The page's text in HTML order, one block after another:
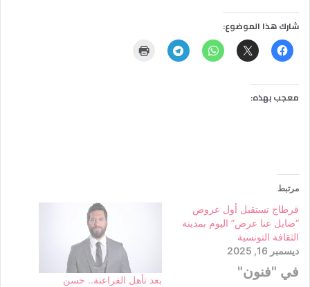
شارك هذا الموضوع:
معجب بهذه:
مرتبط
قرطاج تستقبل أول عروض
“ضايل عنا عرض” اليوم بمدينة
الثقافة التونسية
ديسمبر 16, 2025
في "فنون"
بعد تأهل الفراعنة.. حسن